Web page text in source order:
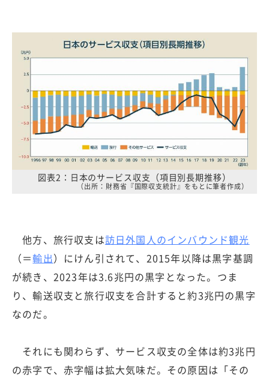
図表2：日本のサービス収支（項目別長期推移）
（出所：財務省『国際収支統計』をもとに筆者作成）
他方、旅行収支は訪日外国人のインバウンド観光
（＝輸出）にけん引されて、2015年以降は黒字基調
が続き、2023年は3.6兆円の黒字となった。つま
り、輸送収支と旅行収支を合計すると約3兆円の黒字
なのだ。
それにも関わらず、サービス収支の全体は約3兆円
の赤字で、赤字幅は拡大気味だ。その原因は「その